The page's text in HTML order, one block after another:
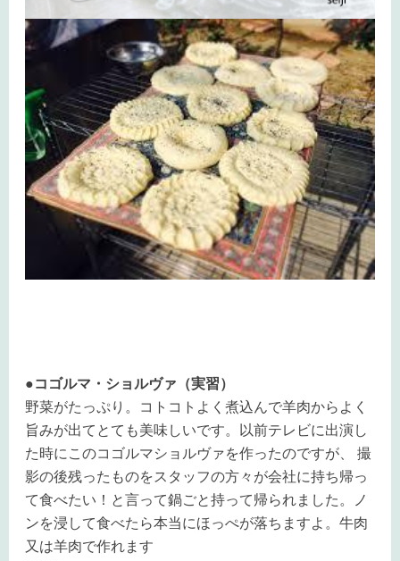
●コゴルマ・ショルヴァ（実習）
野菜がたっぷり。コトコトよく煮込んで羊肉からよく
旨みが出てとても美味しいです。以前テレビに出演し
た時にこのコゴルマショルヴァを作ったのですが、 撮
影の後残ったものをスタッフの方々が会社に持ち帰っ
て食べたい！と言って鍋ごと持って帰られました。ノ
ンを浸して食べたら本当にほっぺが落ちますよ。牛肉
又は羊肉で作れます